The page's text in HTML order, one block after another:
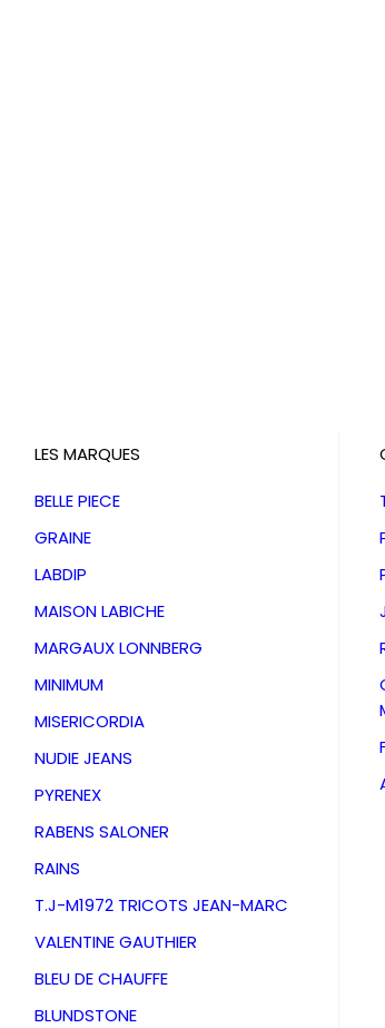
LES MARQUES
BELLE PIECE
GRAINE
LABDIP
MAISON LABICHE
MARGAUX LONNBERG
MINIMUM
MISERICORDIA
NUDIE JEANS
PYRENEX
RABENS SALONER
RAINS
T.J-M1972 TRICOTS JEAN-MARC
VALENTINE GAUTHIER
BLEU DE CHAUFFE
BLUNDSTONE
Jeans